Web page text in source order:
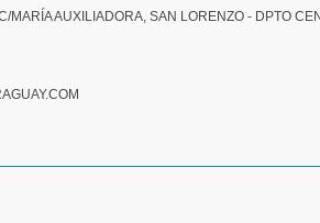
MARÍA AUXILIADORA, SAN LORENZO - DPTO